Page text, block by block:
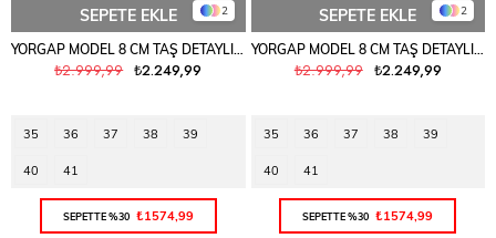
2
SEPETE EKLE
₺2.249,99
₺2.999,99
35 36 37 38 39
40 41
SEPETTE %30 ₺1574,99
2
SEPETE EKLE
YORGAP MODEL 8 CM TAŞ DETAYLI YENİ SEZON TOPUKLU SANDALET SIY.SATEN
₺2.249,99
₺2.999,99
35 36 37 38 39
40 41
SEPETTE %30 ₺1574,99